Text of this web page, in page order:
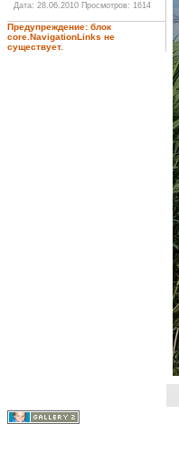
Дата: 28.06.2010 Просмотров: 1614
Предупреждение: блок
core.NavigationLinks не
существует.